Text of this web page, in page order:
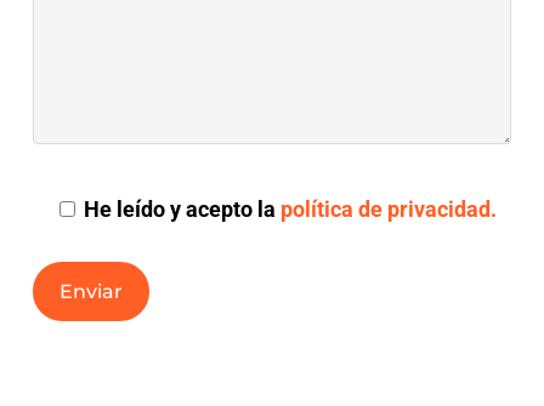
He leído y acepto la política de privacidad.